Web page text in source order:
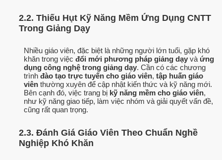
2.2. Thiếu Hụt Kỹ Năng Mềm Ứng Dụng CNTT
Trong Giảng Dạy
Nhiều giáo viên, đặc biệt là những người lớn tuổi, gặp khó
khăn trong việc đổi mới phương pháp giảng dạy và ứng
dụng công nghệ trong giảng dạy. Cần có các chương
trình đào tạo trực tuyến cho giáo viên, tập huấn giáo
viên thường xuyên để cập nhật kiến thức và kỹ năng mới.
Bên cạnh đó, việc trang bị kỹ năng mềm cho giáo viên,
như kỹ năng giao tiếp, làm việc nhóm và giải quyết vấn đề,
cũng rất quan trọng.
2.3. Đánh Giá Giáo Viên Theo Chuẩn Nghề
Nghiệp Khó Khăn